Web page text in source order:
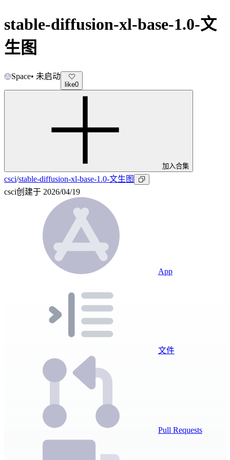
stable-diffusion-xl-base-1.0-文
生图
Space• 未启动
like0
加入合集
csci/stable-diffusion-xl-base-1.0-文生图
csci创建于 2026/04/19
App
文件
Pull Requests